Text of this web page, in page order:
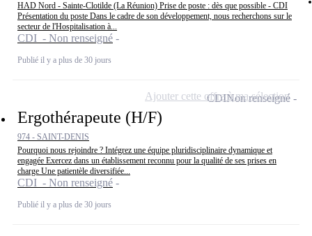
HAD Nord - Sainte-Clotilde (La Réunion) Prise de poste : dès que possible - CDI
Présentation du poste Dans le cadre de son développement, nous recherchons sur le
secteur de l'Hospitalisation à...
CDI - Non renseigné
Publié il y a plus de 30 jours
Ergothérapeute (H/F)
974 - SAINT-DENIS
Pourquoi nous rejoindre ? Intégrez une équipe pluridisciplinaire dynamique et
engagée Exercez dans un établissement reconnu pour la qualité de ses prises en
charge Une patientèle diversifiée...
CDI - Non renseigné
Publié il y a plus de 30 jours
CDINon renseigné
Ajouter cette offre à ma sélection